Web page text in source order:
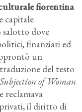
fiorentina
capitale
salotto dove
finanziari ed
un
del testo
of Woman
reclamava
privati, il diritto di